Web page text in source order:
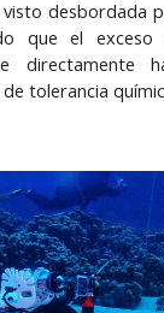
desbordada
que el
directamente
tolerancia